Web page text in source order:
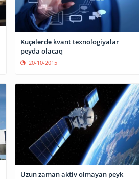
Küçələrdə kvant texnologiyalar
peyda olacaq
20-10-2015
Uzun zaman aktiv olmayan peyk